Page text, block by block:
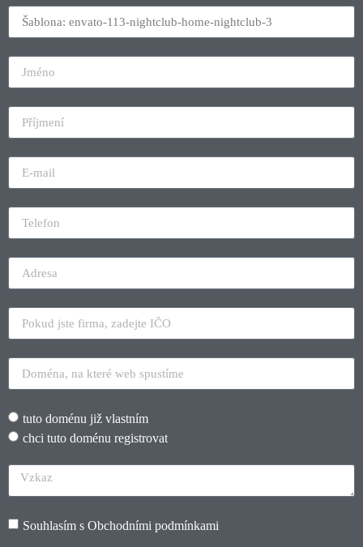
tuto doménu již vlastním
chci tuto doménu registrovat
Souhlasím s Obchodními podmínkami